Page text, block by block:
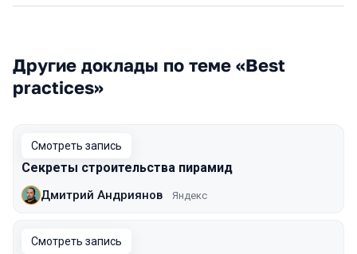
Другие доклады по теме «Best
practices»
Смотреть запись
Секреты строительства пирамид
Дмитрий Андриянов Яндекс
Смотреть запись